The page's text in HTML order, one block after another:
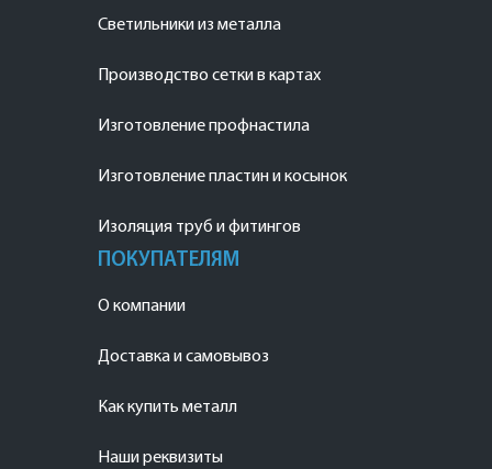
Светильники из металла
Производство сетки в картах
Изготовление профнастила
Изготовление пластин и косынок
Изоляция труб и фитингов
ПОКУПАТЕЛЯМ
О компании
Доставка и самовывоз
Как купить металл
Наши реквизиты